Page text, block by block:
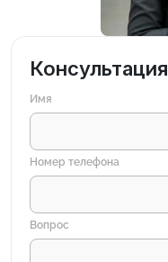
Консультация
Имя
Номер телефона
Вопрос